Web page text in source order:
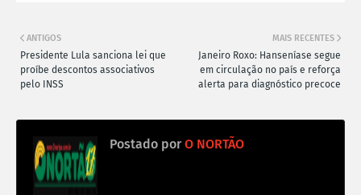
MAIS RECENTES
Janeiro Roxo: Hanseníase segue
em circulação no país e reforça
alerta para diagnóstico precoce
ANTIGOS
Presidente Lula sanciona lei que
proíbe descontos associativos
pelo INSS
Postado por O NORTÃO